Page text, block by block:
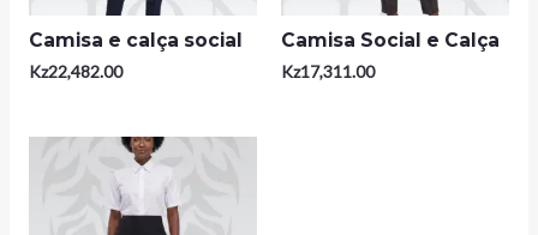
Camisa e calça social
Kz22,482.00
Camisa Social e Calça
Kz17,311.00